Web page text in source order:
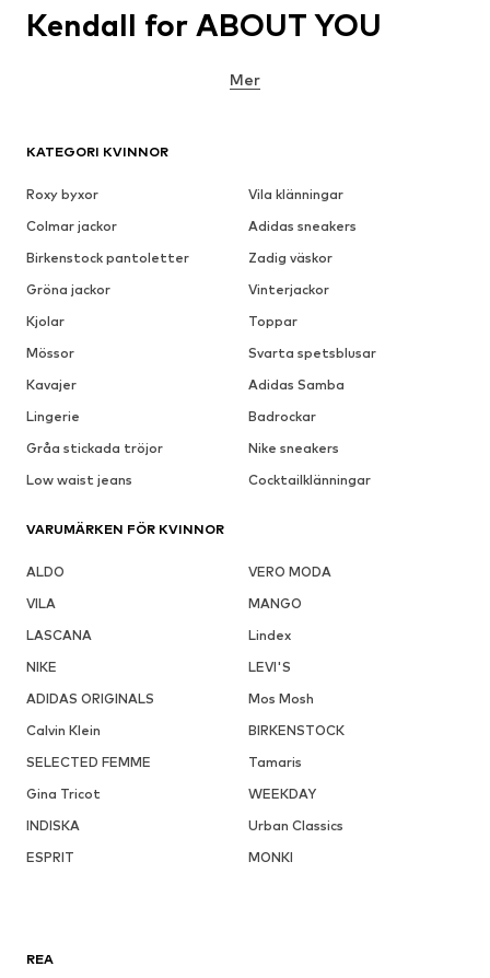
KATEGORI KVINNOR
Roxy byxor
Vila klänningar
Colmar jackor
Adidas sneakers
Birkenstock pantoletter
Zadig väskor
Gröna jackor
Vinterjackor
Kjolar
Toppar
Mössor
Svarta spetsblusar
Kavajer
Adidas Samba
Lingerie
Badrockar
Gråa stickada tröjor
Nike sneakers
Low waist jeans
Cocktailklänningar
VARUMÄRKEN FÖR KVINNOR
ALDO
VERO MODA
VILA
MANGO
LASCANA
Lindex
NIKE
LEVI'S
ADIDAS ORIGINALS
Mos Mosh
Calvin Klein
BIRKENSTOCK
SELECTED FEMME
Tamaris
Gina Tricot
WEEKDAY
INDISKA
Urban Classics
ESPRIT
MONKI
REA
Kendall for ABOUT YOU
Mer